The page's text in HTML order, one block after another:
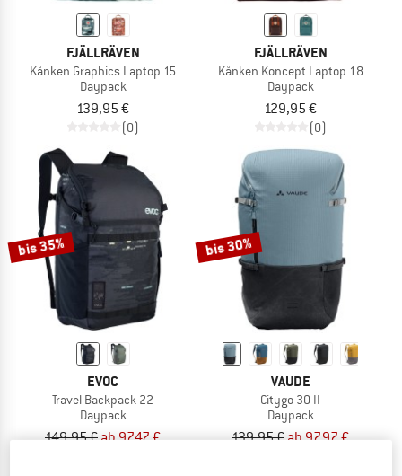
FJÄLLRÄVEN
Kånken Graphics Laptop 15
Daypack
139,95 €
(0)
FJÄLLRÄVEN
Kånken Koncept Laptop 18
Daypack
129,95 €
(0)
bis 35%
EVOC
Travel Backpack 22
Daypack
149,95 € ab 97,47 €
bis 30%
VAUDE
Citygo 30 II
Daypack
139,95 € ab 97,97 €